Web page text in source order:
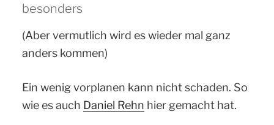
besonders
(Aber vermutlich wird es wieder mal ganz
anders kommen)
Ein wenig vorplanen kann nicht schaden. So
wie es auch Daniel Rehn hier gemacht hat.